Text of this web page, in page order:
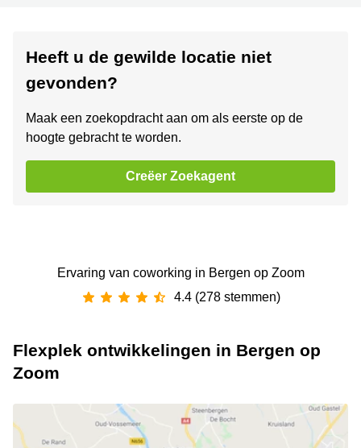
Heeft u de gewilde locatie niet
gevonden?
Maak een zoekopdracht aan om als eerste op de
hoogte gebracht te worden.
Creëer Zoekagent
Ervaring van ‪coworking‬ in Bergen op Zoom
4.4 (278 stemmen)
Flexplek ontwikkelingen in Bergen op
Zoom